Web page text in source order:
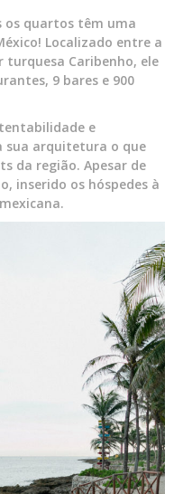
os quartos têm uma
Localizado entre a
turquesa Caribenho, ele
9 bares e 900
e
sua arquitetura o que
da região. Apesar de
inserido os hóspedes à